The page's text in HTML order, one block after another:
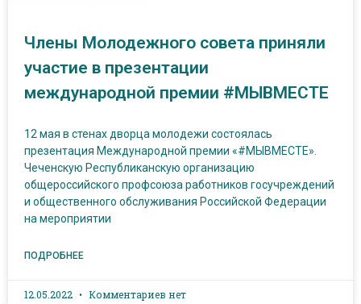
Члены Молодежного совета приняли
участие в презентации
международной премии #МЫВМЕСТЕ
12 мая в стенах дворца молодежи состоялась
презентация Международной премии «#МЫВМЕСТЕ».
Чеченскую Республиканскую организацию
общероссийского профсоюза работников госучреждений
и общественного обслуживания Российской Федерации
на мероприятии
ПОДРОБНЕЕ
12.05.2022 Комментариев нет